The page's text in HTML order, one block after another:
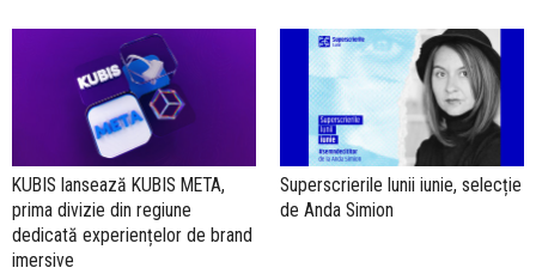
KUBIS lansează KUBIS META,
prima divizie din regiune
dedicată experiențelor de brand
imersive
Superscrierile lunii iunie, selecție
de Anda Simion